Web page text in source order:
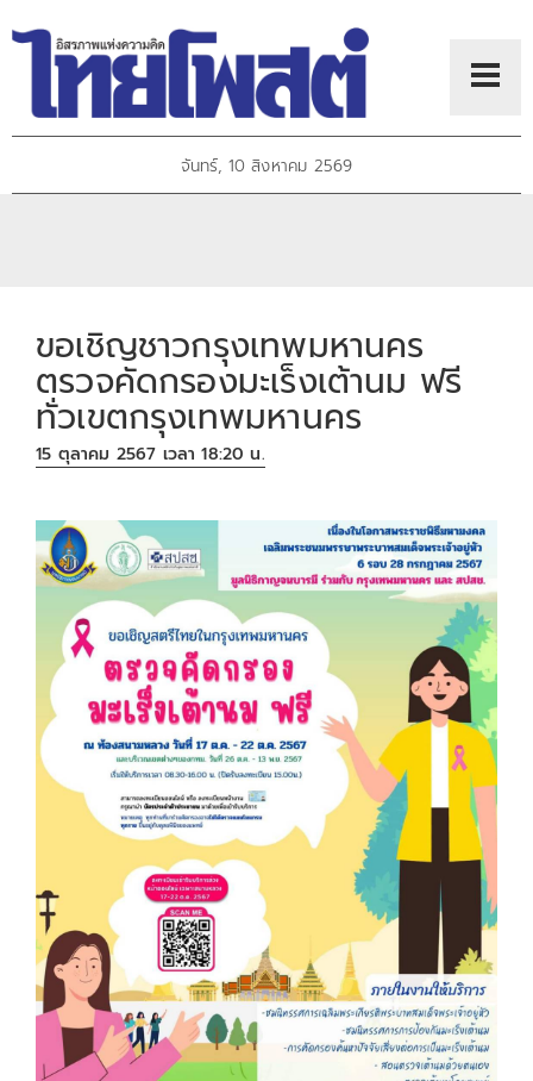
จันทร์, 10 สิงหาคม 2569
ขอเชิญชาวกรุงเทพมหานคร
ตรวจคัดกรองมะเร็งเต้านม ฟรี
ทั่วเขตกรุงเทพมหานคร
15 ตุลาคม 2567 เวลา 18:20 น.